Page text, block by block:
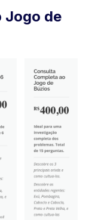
Jogo de